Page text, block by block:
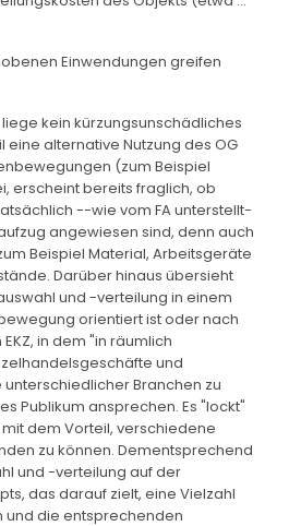
Einwendungen greifen
kein kürzungsunschädliches
alternative Nutzung des OG
(zum Beispiel
erscheint bereits fraglich, ob
--wie vom FA unterstellt-
angewiesen sind, denn auch
Beispiel Material, Arbeitsgeräte
Darüber hinaus übersieht
und -verteilung in einem
orientiert ist oder nach
in dem "in räumlich
und
Branchen zu
Publikum ansprechen. Es "lockt"
dem Vorteil, verschiedene
zu können. Dementsprechend
und -verteilung auf der
das darauf zielt, eine Vielzahl
und die entsprechenden